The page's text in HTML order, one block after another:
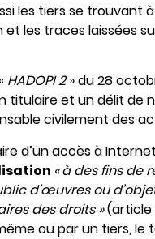
les tiers se
les traces laissées
HADOPI 2» du 28
titulaire et un délit de
civilement des
d’un accès à
«à des fins de
d’œuvres ou
des droits »(article
ou par un tiers, le